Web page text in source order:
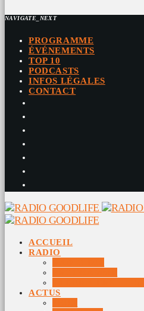
NAVIGATE_NEXT
PROGRAMME
ÉVÉNEMENTS
TOP 10
PODCASTS
INFOS LÉGALES
CONTACT
ACCUEIL
RADIO
ACTUS